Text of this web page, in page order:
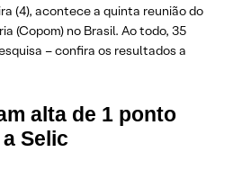
(4), acontece a quinta reunião do
(Copom) no Brasil. Ao todo, 35
– confira os resultados a
alta de 1 ponto
Selic